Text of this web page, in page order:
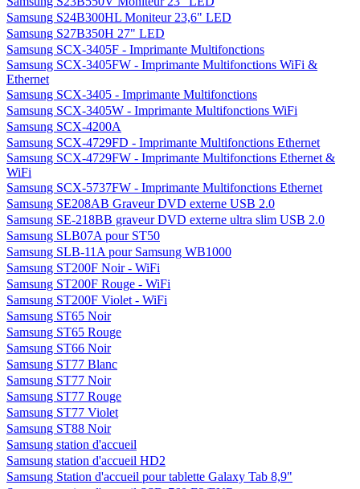
Samsung S24B300HL Moniteur 23,6" LED
Samsung S27B350H 27" LED
Samsung SCX-3405F - Imprimante Multifonctions
Samsung SCX-3405FW - Imprimante Multifonctions WiFi &
Ethernet
Samsung SCX-3405 - Imprimante Multifonctions
Samsung SCX-3405W - Imprimante Multifonctions WiFi
Samsung SCX-4200A
Samsung SCX-4729FD - Imprimante Multifonctions Ethernet
Samsung SCX-4729FW - Imprimante Multifonctions Ethernet &
WiFi
Samsung SCX-5737FW - Imprimante Multifonctions Ethernet
Samsung SE208AB Graveur DVD externe USB 2.0
Samsung SE-218BB graveur DVD externe ultra slim USB 2.0
Samsung SLB07A pour ST50
Samsung SLB-11A pour Samsung WB1000
Samsung ST200F Noir - WiFi
Samsung ST200F Rouge - WiFi
Samsung ST200F Violet - WiFi
Samsung ST65 Noir
Samsung ST65 Rouge
Samsung ST66 Noir
Samsung ST77 Blanc
Samsung ST77 Noir
Samsung ST77 Rouge
Samsung ST77 Violet
Samsung ST88 Noir
Samsung station d'accueil
Samsung station d'accueil HD2
Samsung Station d'accueil pour tablette Galaxy Tab 8,9"